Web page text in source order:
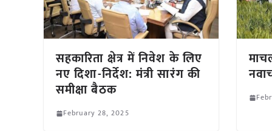
सहकारिता क्षेत्र में निवेश के लिए
नए दिशा-निर्देश: मंत्री सारंग की
समीक्षा बैठक
February 28, 2025